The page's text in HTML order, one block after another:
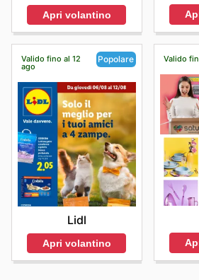
Apri volantino
Valido fino al 12
ago
Popolare
Lidl
Apri volantino
Valido